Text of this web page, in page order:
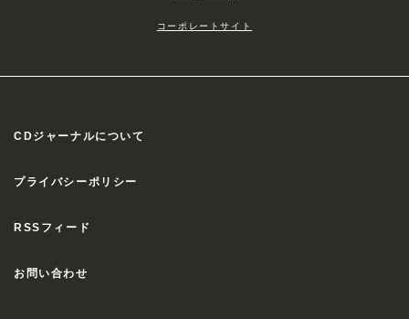
コーポレートサイト
CDジャーナルについて
プライバシーポリシー
RSSフィード
お問い合わせ